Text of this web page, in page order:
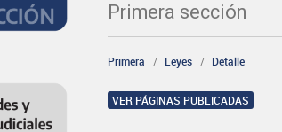
Primera sección
Primera Leyes Detalle
VER PÁGINAS PUBLICADAS